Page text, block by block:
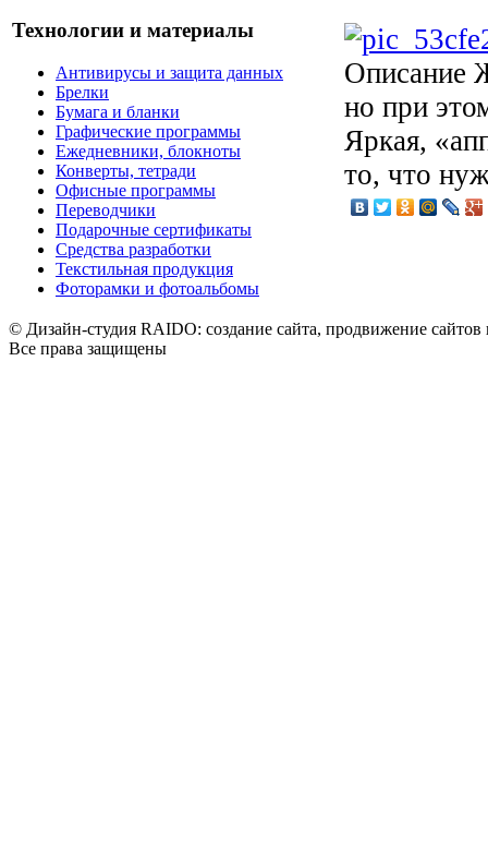
Технологии и материалы
Антивирусы и защита данных
Брелки
Бумага и бланки
Графические программы
Ежедневники, блокноты
Конверты, тетради
Офисные программы
Переводчики
Подарочные сертификаты
Средства разработки
Текстильная продукция
Фоторамки и фотоальбомы
Описание
но при
Яркая,
то, что
© Дизайн-студия RAIDO: создание сайта, продвижение сайтов
Все права защищены